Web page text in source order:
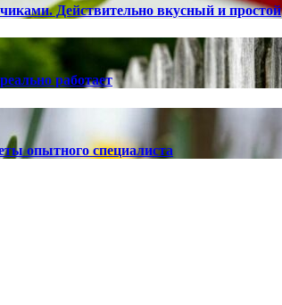
Действительно вкусный и простой
работает
опытного специалиста